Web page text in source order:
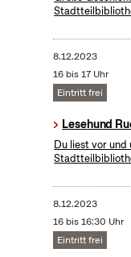
8.12.2023
16 bis 17 Uhr
Eintritt frei
Lesehund
Du liest vor und
8.12.2023
16 bis 16:30 Uhr
Eintritt frei